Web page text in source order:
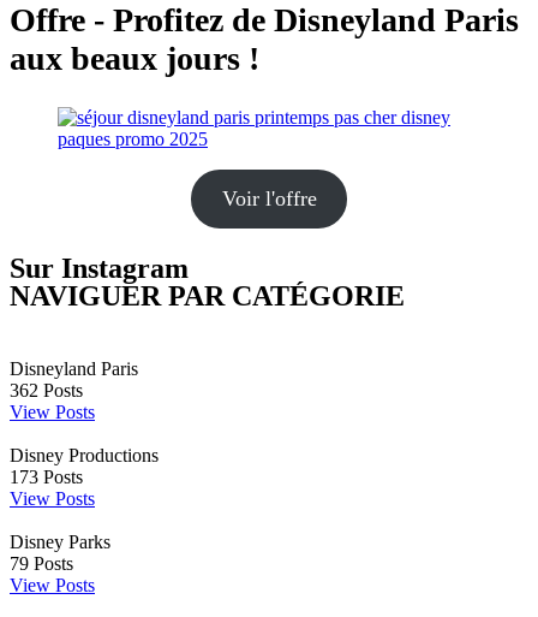
Offre - Profitez de Disneyland Paris
aux beaux jours !
Voir l'offre
Sur Instagram
NAVIGUER PAR CATÉGORIE
Disneyland Paris
362 Posts
View Posts
Disney Productions
173 Posts
View Posts
Disney Parks
79 Posts
View Posts